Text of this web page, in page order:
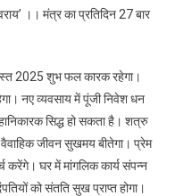
।। मंत्र का प्रतिदिन 27 बार
2025 शुभ फल कारक रहेगा।
नए व्यवसाय में पूंजी निवेश धन
हानिकारक सिद्ध हो सकता है। शत्रु
वैवाहिक जीवन सुखमय बीतेगा। प्रेम
घर में मांगलिक कार्य संपन्न
को संतति सुख प्राप्त होगा।